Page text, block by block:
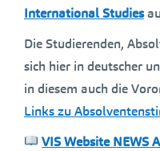
International Studies
Die Studierenden,
sich hier in deutscher
in diesem auch die
Links zu
VIS Website NEWS